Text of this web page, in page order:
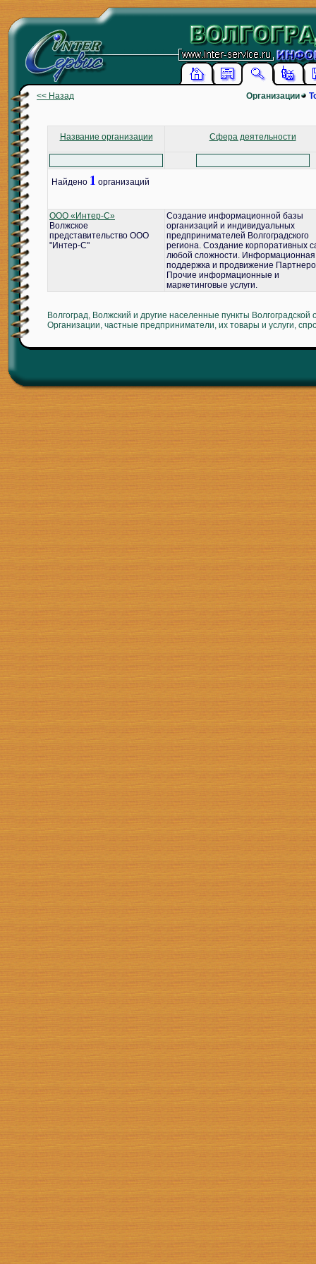
<< Назад Организации
Название организации Сфера деятельности
Найдено 1 организаций
ООО «Интер-С»
Волжское
представительство ООО
"Интер-С"
Создание информационной базы
организаций и индивидуальных
предпринимателей Волгоградского
региона. Создание корпоративных
любой сложности. Информационная
поддержка и продвижение
Прочие информационные и
маркетинговые услуги.
Волгоград, Волжский и другие населенные пункты Волгоградской
Организации, частные предприниматели, их товары и услуги,